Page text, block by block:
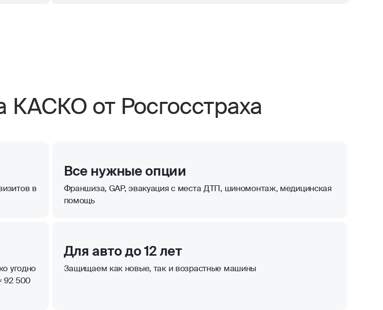
от Росгосстраха
в
Все нужные опции
Франшиза, GAP, эвакуация с места ДТП, шиномонтаж, медицинская
помощь
угодно
92 500
Для авто до 12 лет
Защищаем как новые, так и возрастные машины